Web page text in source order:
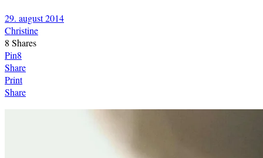
29. august 2014
Christine
8 Shares
Pin8
Share
Print
Share